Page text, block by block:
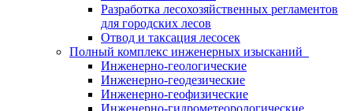
Разработка лесохозяйственных регламентов
для городских лесов
Отвод и таксация лесосек
Полный комплекс инженерных изысканий
Инженерно-геологические
Инженерно-геодезические
Инженерно-геофизические
Инженерно-гидрометеорологические